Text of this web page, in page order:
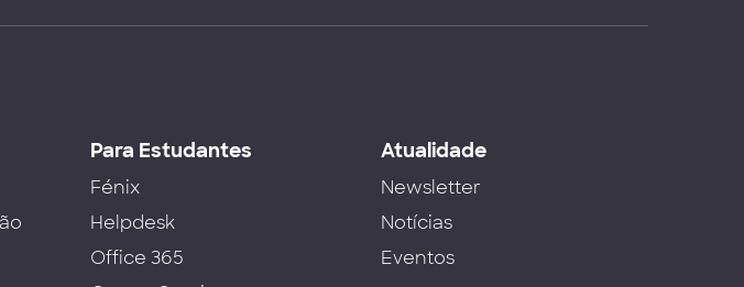
Para Estudantes
Fénix
Helpdesk
Office 365
Atualidade
Newsletter
Notícias
Eventos